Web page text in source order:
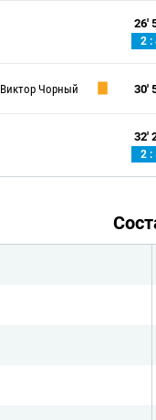
26'
2 :
Виктор Чорный 30'
32'
2 :